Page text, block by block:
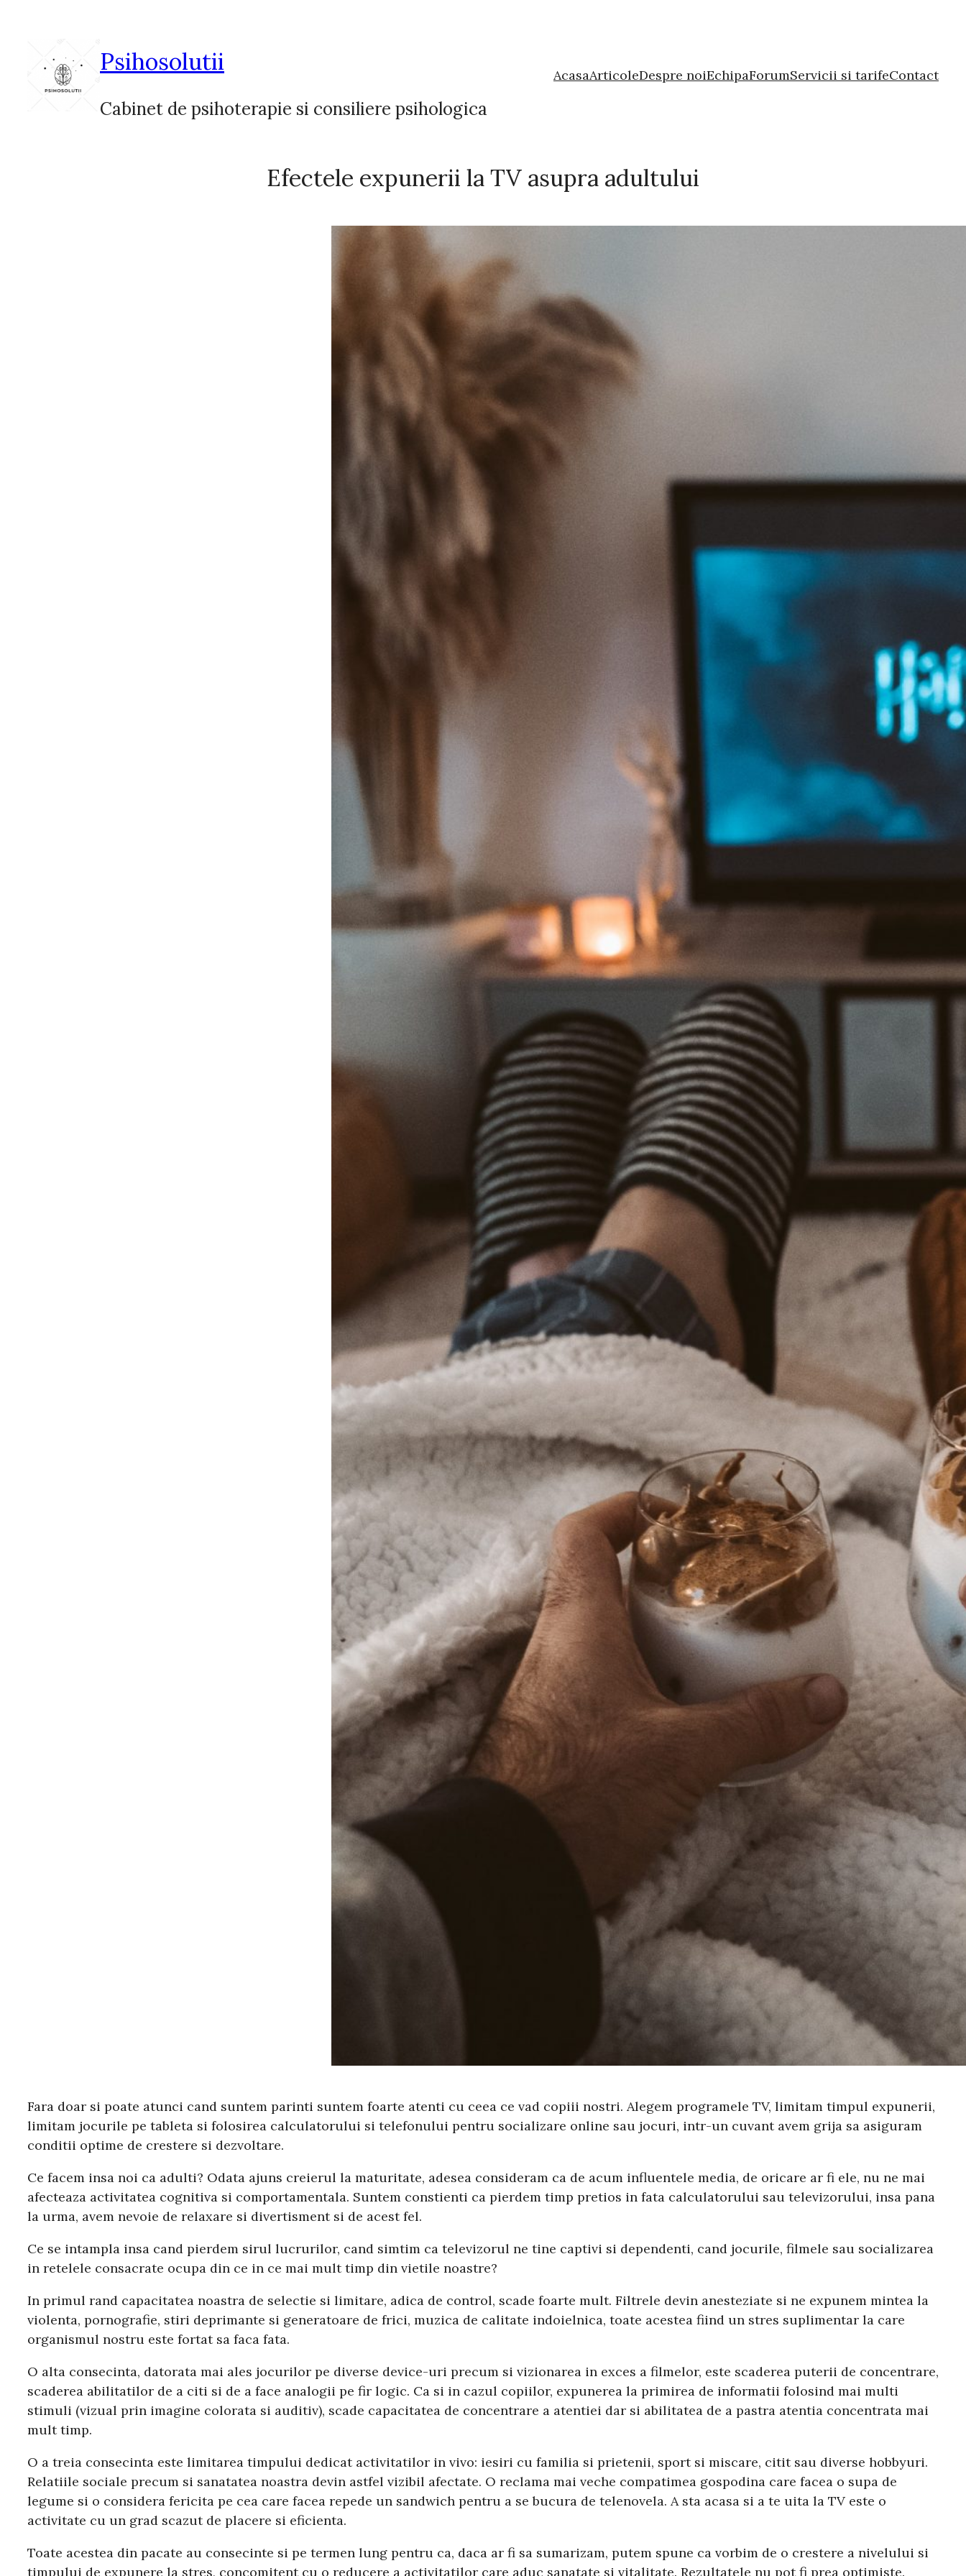
Psihosolutii
Cabinet de psihoterapie si consiliere psihologica
AcasaArticoleDespre noiEchipaForumServicii si tarifeContact
Efectele expunerii la TV asupra adultului
Fara doar si poate atunci cand suntem parinti suntem foarte atenti cu ceea ce vad copiii nostri. Alegem programele TV, limitam timpul expunerii,
limitam jocurile pe tableta si folosirea calculatorului si telefonului pentru socializare online sau jocuri, intr-un cuvant avem grija sa asiguram
conditii optime de crestere si dezvoltare.
Ce facem insa noi ca adulti? Odata ajuns creierul la maturitate, adesea consideram ca de acum influentele media, de oricare ar fi ele, nu ne mai
afecteaza activitatea cognitiva si comportamentala. Suntem constienti ca pierdem timp pretios in fata calculatorului sau televizorului, insa pana
la urma, avem nevoie de relaxare si divertisment si de acest fel.
Ce se intampla insa cand pierdem sirul lucrurilor, cand simtim ca televizorul ne tine captivi si dependenti, cand jocurile, filmele sau socializarea
in retelele consacrate ocupa din ce in ce mai mult timp din vietile noastre?
In primul rand capacitatea noastra de selectie si limitare, adica de control, scade foarte mult. Filtrele devin anesteziate si ne expunem mintea la
violenta, pornografie, stiri deprimante si generatoare de frici, muzica de calitate indoielnica, toate acestea fiind un stres suplimentar la care
organismul nostru este fortat sa faca fata.
O alta consecinta, datorata mai ales jocurilor pe diverse device-uri precum si vizionarea in exces a filmelor, este scaderea puterii de concentrare,
scaderea abilitatilor de a citi si de a face analogii pe fir logic. Ca si in cazul copiilor, expunerea la primirea de informatii folosind mai multi
stimuli (vizual prin imagine colorata si auditiv), scade capacitatea de concentrare a atentiei dar si abilitatea de a pastra atentia concentrata mai
mult timp.
O a treia consecinta este limitarea timpului dedicat activitatilor in vivo: iesiri cu familia si prietenii, sport si miscare, citit sau diverse hobbyuri.
Relatiile sociale precum si sanatatea noastra devin astfel vizibil afectate. O reclama mai veche compatimea gospodina care facea o supa de
legume si o considera fericita pe cea care facea repede un sandwich pentru a se bucura de telenovela. A sta acasa si a te uita la TV este o
activitate cu un grad scazut de placere si eficienta.
Toate acestea din pacate au consecinte si pe termen lung pentru ca, daca ar fi sa sumarizam, putem spune ca vorbim de o crestere a nivelului si
timpului de expunere la stres, concomitent cu o reducere a activitatilor care aduc sanatate si vitalitate. Rezultatele nu pot fi prea optimiste.